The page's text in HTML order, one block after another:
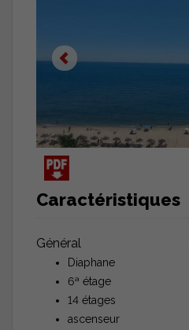
Caractéristiques
Général
Diaphane
6ª étage
14 étages
ascenseur